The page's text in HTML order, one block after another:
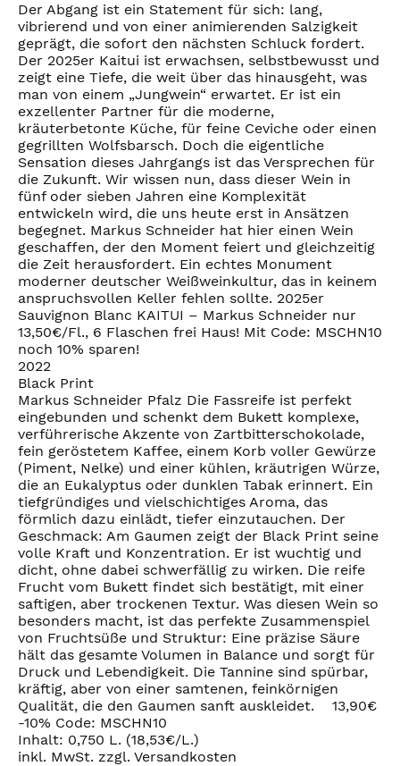
Der Abgang ist ein Statement für sich: lang,
vibrierend und von einer animierenden Salzigkeit
geprägt, die sofort den nächsten Schluck fordert.
Der 2025er Kaitui ist erwachsen, selbstbewusst und
zeigt eine Tiefe, die weit über das hinausgeht, was
man von einem „Jungwein“ erwartet. Er ist ein
exzellenter Partner für die moderne,
kräuterbetonte Küche, für feine Ceviche oder einen
gegrillten Wolfsbarsch. Doch die eigentliche
Sensation dieses Jahrgangs ist das Versprechen für
die Zukunft. Wir wissen nun, dass dieser Wein in
fünf oder sieben Jahren eine Komplexität
entwickeln wird, die uns heute erst in Ansätzen
begegnet. Markus Schneider hat hier einen Wein
geschaffen, der den Moment feiert und gleichzeitig
die Zeit herausfordert. Ein echtes Monument
moderner deutscher Weißweinkultur, das in keinem
anspruchsvollen Keller fehlen sollte. 2025er
Sauvignon Blanc KAITUI – Markus Schneider nur
13,50€/Fl., 6 Flaschen frei Haus! Mit Code: MSCHN10
noch 10% sparen!
2022
Black Print
Markus Schneider Pfalz Die Fassreife ist perfekt
eingebunden und schenkt dem Bukett komplexe,
verführerische Akzente von Zartbitterschokolade,
fein geröstetem Kaffee, einem Korb voller Gewürze
(Piment, Nelke) und einer kühlen, kräutrigen Würze,
die an Eukalyptus oder dunklen Tabak erinnert. Ein
tiefgründiges und vielschichtiges Aroma, das
förmlich dazu einlädt, tiefer einzutauchen. Der
Geschmack: Am Gaumen zeigt der Black Print seine
volle Kraft und Konzentration. Er ist wuchtig und
dicht, ohne dabei schwerfällig zu wirken. Die reife
Frucht vom Bukett findet sich bestätigt, mit einer
saftigen, aber trockenen Textur. Was diesen Wein so
besonders macht, ist das perfekte Zusammenspiel
von Fruchtsüße und Struktur: Eine präzise Säure
hält das gesamte Volumen in Balance und sorgt für
Druck und Lebendigkeit. Die Tannine sind spürbar,
kräftig, aber von einer samtenen, feinkörnigen
Qualität, die den Gaumen sanft auskleidet. 13,90€
-10% Code: MSCHN10
Inhalt: 0,750 L. (18,53€/L.)
inkl. MwSt. zzgl. Versandkosten